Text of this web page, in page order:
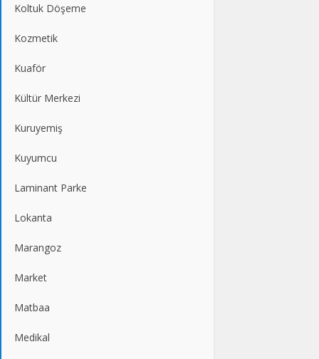
Koltuk Döşeme
Kozmetik
Kuaför
Kültür Merkezi
Kuruyemiş
Kuyumcu
Laminant Parke
Lokanta
Marangoz
Market
Matbaa
Medikal